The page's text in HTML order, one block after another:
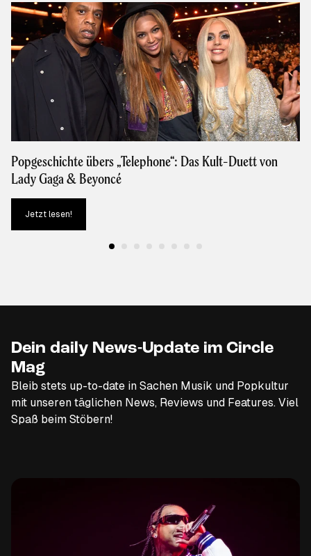
Popgeschichte übers „Telephone“: Das Kult-Duett von
Lady Gaga & Beyoncé
Jetzt lesen!
Dein daily News-Update im Circle
Mag
Bleib stets up-to-date in Sachen Musik und Popkultur
mit unseren täglichen News, Reviews und Features. Viel
Spaß beim Stöbern!